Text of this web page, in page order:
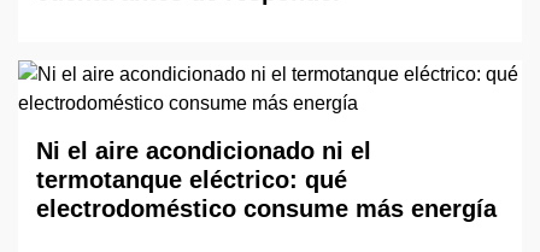
Ni el aire acondicionado ni el
termotanque eléctrico: qué
electrodoméstico consume más energía